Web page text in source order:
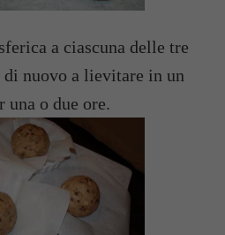
a ciascuna delle tre
nuovo a lievitare in un
una o due ore.